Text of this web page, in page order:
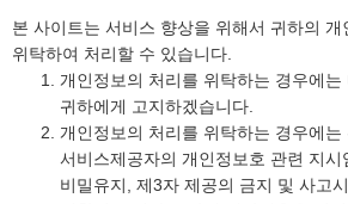
본 사이트는 서비스 향상을 위해서 귀하의 개
위탁하여 처리할 수 있습니다.
개인정보의 처리를 위탁하는 경우에는
귀하에게 고지하겠습니다.
개인정보의 처리를 위탁하는 경우에는
서비스제공자의 개인정보호 관련 지
비밀유지, 제3자 제공의 금지 및 사고